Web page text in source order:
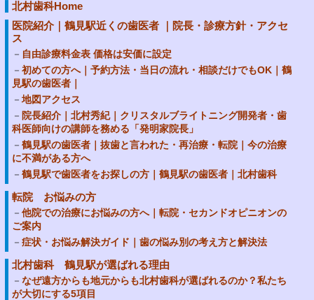
北村歯科Home
医院紹介｜鶴見駅近くの歯医者 ｜院長・診療方針・アクセ
ス
自由診療料金表 価格は安価に設定
初めての方へ｜予約方法・当日の流れ・相談だけでもOK｜鶴
見駅の歯医者｜
地図アクセス
院長紹介｜北村秀紀｜クリスタルブライトニング開発者・歯
科医師向けの講師を務める「発明家院長」
鶴見駅の歯医者｜抜歯と言われた・再治療・転院｜今の治療
に不満がある方へ
鶴見駅で歯医者をお探しの方｜鶴見駅の歯医者｜北村歯科
転院 お悩みの方
他院での治療にお悩みの方へ｜転院・セカンドオピニオンの
ご案内
症状・お悩み解決ガイド｜歯の悩み別の考え方と解決法
北村歯科 鶴見駅が選ばれる理由
なぜ遠方からも地元からも北村歯科が選ばれるのか？私たち
が大切にする5項目